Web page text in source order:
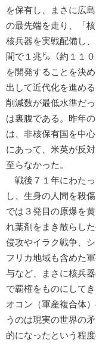
を保有し、まさに広
の最先端を走り、「
核兵器を実戦配備し
間で１兆㌦（約１１
を開発することを決
出して近代化を進め
削減数が最低水準だ
は裏腹である。昨年
は、非核保有国を中
にあって、米英が反
至らなかった。
戦後７１年にわたっ
し、生身の人間を殺
では３発目の原爆を
れ葉剤をまき散らし
侵攻やイラク戦争、
フリカ地域も含めた
与など、まさに核兵
で覇権をものにして
オコン（軍産複合体
うのは現実の世界の
的になったという程